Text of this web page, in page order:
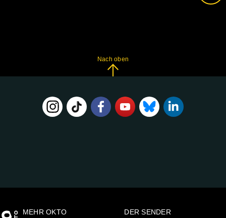
Nach oben
MEHR OKTO DER SENDER